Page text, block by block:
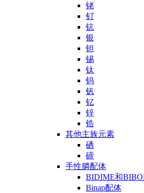
铑
钌
钪
银
钽
锡
钛
钨
钒
钇
锌
锆
其他主族元素
硒
碲
手性膦配体
BIDIME和
Binap配体